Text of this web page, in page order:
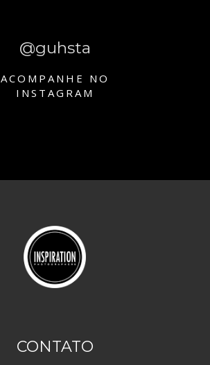
@guhsta
ACOMPANHE NO
INSTAGRAM
CONTATO